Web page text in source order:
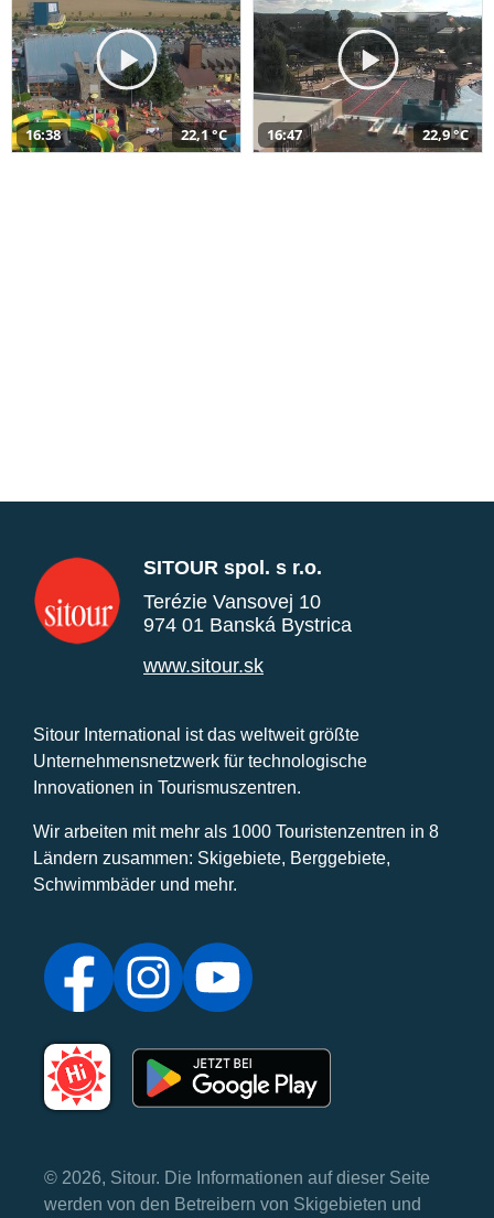
16:38 22,1 °C 16:47 22,9 °C
SITOUR spol. s r.o.
Terézie Vansovej 10
974 01 Banská Bystrica
www.sitour.sk
Sitour International ist das weltweit größte
Unternehmensnetzwerk für technologische
Innovationen in Tourismuszentren.
Wir arbeiten mit mehr als 1000 Touristenzentren in 8
Ländern zusammen: Skigebiete, Berggebiete,
Schwimmbäder und mehr.
© 2026, Sitour. Die Informationen auf dieser Seite
werden von den Betreibern von Skigebieten und